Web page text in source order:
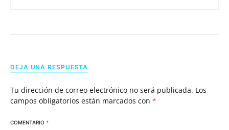
DEJA UNA RESPUESTA
Tu dirección de correo electrónico no será publicada. Los
campos obligatorios están marcados con *
COMENTARIO *